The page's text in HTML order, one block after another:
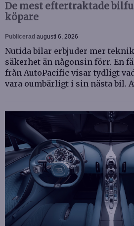
De mest eftertraktade
köpare
Publicerad augusti 6, 2026
Nutida bilar erbjuder mer
säkerhet än någonsin förr. En
från AutoPacific visar tydligt
vara oumbärligt i sin nästa bil.